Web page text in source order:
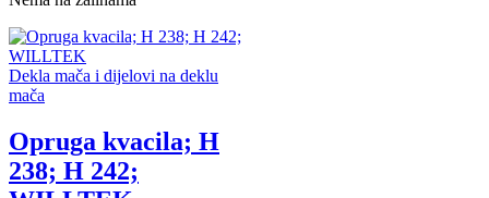
Dekla mača i dijelovi na deklu
mača
Opruga kvacila; H
238; H 242;